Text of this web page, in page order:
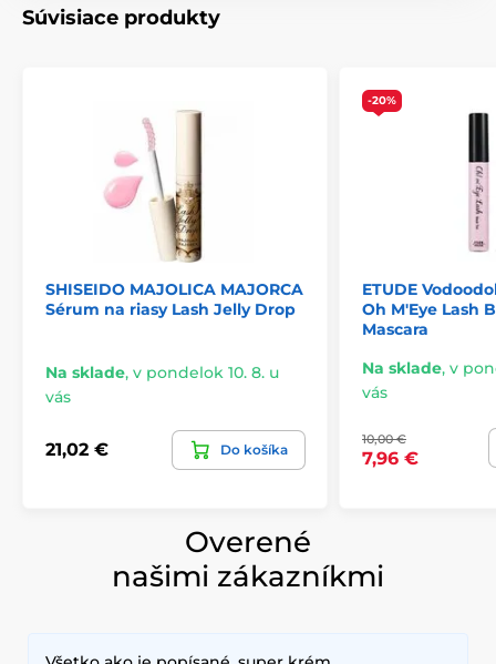
Súvisiace produkty
SHISEIDO MAJOLICA MAJORCA
Sérum na riasy Lash Jelly Drop
Na sklade, v pondelok 10. 8. u
vás
21,02 € Do košíka
-20%
ETUDE
Oh M'Eye Lash
Mascara
Na sklade, v
vás
10,00 €
7,96 €
Overené
našimi zákazníkmi